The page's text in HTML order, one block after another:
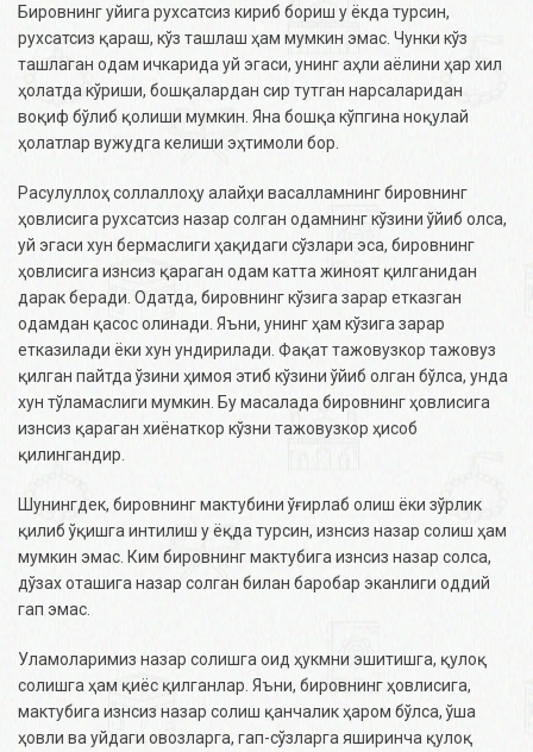
Бировнинг уйига рухсатсиз кириб бориш у ёкда турсин,
рухсатсиз қараш, кўз ташлаш ҳам мумкин эмас. Чунки кўз
ташлаган одам ичкарида уй эгаси, унинг аҳли аёлини ҳар хил
ҳолатда кўриши, бошқалардан сир тутган нарсаларидан
воқиф бўлиб қолиши мумкин. Яна бошқа кўпгина ноқулай
ҳолатлар вужудга келиши эҳтимоли бор.
Расулуллоҳ соллаллоҳу алайҳи васалламнинг бировнинг
ҳовлисига рухсатсиз назар солган одамнинг кўзини ўйиб олса,
уй эгаси хун бермаслиги ҳақидаги сўзлари эса, бировнинг
ҳовлисига изнсиз қараган одам катта жиноят қилганидан
дарак беради. Одатда, бировнинг кўзига зарар етказган
одамдан қасос олинади. Яъни, унинг ҳам кўзига зарар
етказилади ёки хун ундирилади. Фақат тажовузкор тажовуз
қилган пайтда ўзини ҳимоя этиб кўзини ўйиб олган бўлса, унда
хун тўламаслиги мумкин. Бу масалада бировнинг ҳовлисига
изнсиз қараган хиёнаткор кўзни тажовузкор ҳисоб
қилингандир.
Шунингдек, бировнинг мактубини ўғирлаб олиш ёки зўрлик
қилиб ўқишга интилиш у ёқда турсин, изнсиз назар солиш ҳам
мумкин эмас. Ким бировнинг мактубига изнсиз назар солса,
дўзах оташига назар солган билан баробар эканлиги оддий
гап эмас.
Уламоларимиз назар солишга оид ҳукмни эшитишга, қулоқ
солишга ҳам қиёс қилганлар. Яъни, бировнинг ҳовлисига,
мактубига изнсиз назар солиш қанчалик ҳаром бўлса, ўша
ҳовли ва уйдаги овозларга, гап-сўзларга яширинча қулоқ